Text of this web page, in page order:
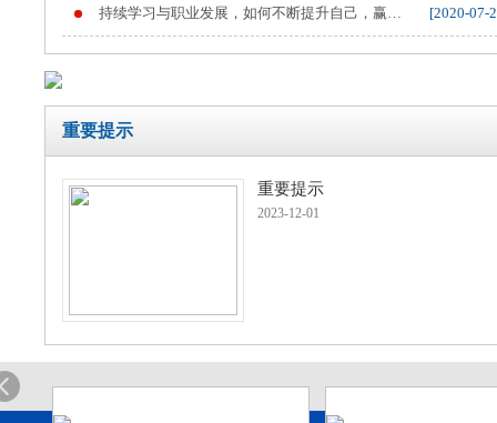
持续学习与职业发展，如何不断提升自己，赢得
职业竞争
[2020-07-
重要提示
重要提示
2023-12-01